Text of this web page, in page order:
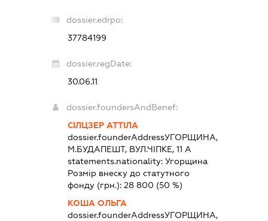
dossier.edrpo:
37784199
dossier.regDate:
30.06.11
dossier.foundersAndBenef:
СІЛЦЗЕР АТТІЛА
dossier.founderAddressУГОРЩИНА,
М.БУДАПЕШТ, ВУЛ.ЧІПКЕ, 11 А
statements.nationality:Угорщина
Розмір внеску до статутного
фонду (грн.):28 800 (50 %)
КОША ОЛЬГА
dossier.founderAddressУГОРЩИНА,